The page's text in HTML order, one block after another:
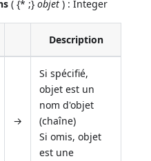
( {* ;}objet ) : Integer
Description
→
Si spécifié,
objet est un
nom d'objet
(chaîne)
Si omis, objet
est une